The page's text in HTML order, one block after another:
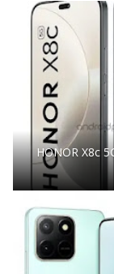
HONOR X8c